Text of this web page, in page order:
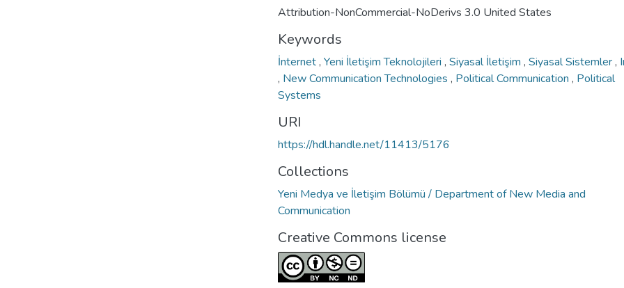
Attribution-NonCommercial-NoDerivs 3.0 United States
Keywords
İnternet, Yeni İletişim Teknolojileri , Siyasal İletişim , Siyasal Sistemler,
, New Communication Technologies , Political Communication , Political
Systems
URI
https://hdl.handle.net/11413/5176
Collections
Yeni Medya ve İletişim Bölümü / Department of New Media and
Communication
Creative Commons license